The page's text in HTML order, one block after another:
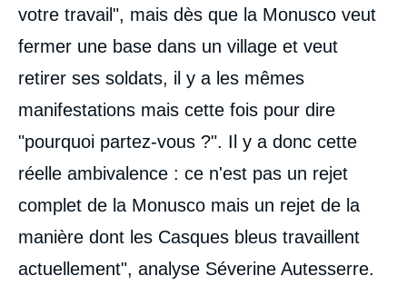
votre travail", mais dès que la Monusco veut
fermer une base dans un village et veut
retirer ses soldats, il y a les mêmes
manifestations mais cette fois pour dire
"pourquoi partez-vous ?". Il y a donc cette
réelle ambivalence : ce n'est pas un rejet
complet de la Monusco mais un rejet de la
manière dont les Casques bleus travaillent
actuellement", analyse Séverine Autesserre.